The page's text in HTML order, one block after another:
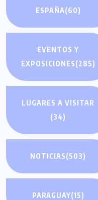
ESPAÑA(60)
EVENTOS Y
EXPOSICIONES(285)
LUGARES A VISITAR
(34)
NOTICIAS(503)
PARAGUAY(15)